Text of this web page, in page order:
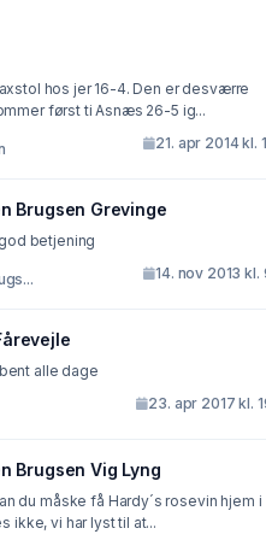
hos jer 16-4. Den er desværre
først ti Asnæs 26-5 ig...
21. apr 2014 kl.
Brugsen Grevinge
betjening
14. nov 2013 kl.
alle dage
23. apr 2017 kl.
Brugsen Vig Lyng
du måske få Hardy´s rosevin hjem i
ikke, vi har lyst til at...